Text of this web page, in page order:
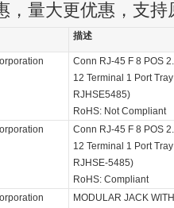
，量大更优惠，支持
描述
Conn RJ-45 F 8 POS
12 Terminal 1 Port
RJHSE5485)
RoHS: Not Compliant
Conn RJ-45 F 8 POS
12 Terminal 1 Port
RJHSE-5485)
RoHS: Compliant
MODULAR JACK